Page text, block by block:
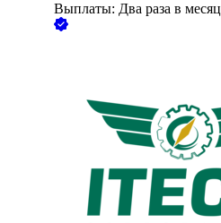
Выплаты: Два раза в месяц